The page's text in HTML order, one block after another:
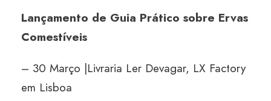
Lançamento de Guia Prático sobre Ervas
Comestíveis
– 30 Março |Livraria Ler Devagar, LX Factory
em Lisboa